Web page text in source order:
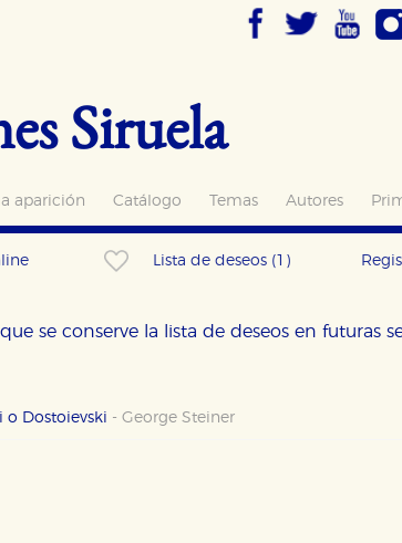
Siruela
aparición Catálogo Temas Autores
Lista de deseos (1)
que se conserve la lista de deseos en futuras
o Dostoievski - George Steiner